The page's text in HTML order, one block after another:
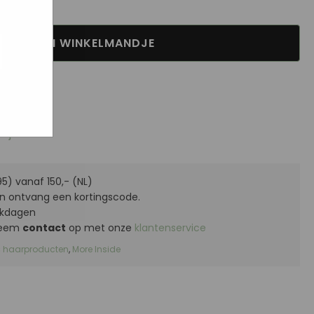
IN WINKELMANDJE
vanaf 150,- (NL)
ontvang een kortingscode.
contact op met onze klantenservice
haarproducten, More Inside